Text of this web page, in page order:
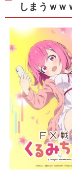
しまうｗｗ